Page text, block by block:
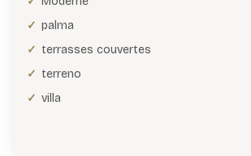
palma
terrasses couvertes
terreno
villa